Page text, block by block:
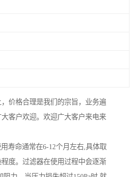
价格合理是我们的宗旨，业务遍
客户欢迎。欢迎广大客户来电来
寿命通常在6-12个月左右,具体取
度。过滤器在使用过程中会逐渐